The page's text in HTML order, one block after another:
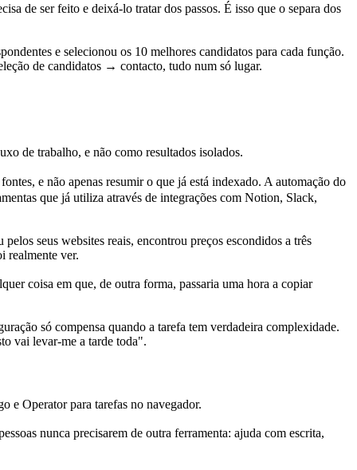
de ser feito e deixá-lo tratar dos passos. É isso que o separa dos
e selecionou os 10 melhores candidatos para cada função.
de candidatos → contacto, tudo num só lugar.
de trabalho, e não como resultados isolados.
e não apenas resumir o que já está indexado. A automação do
que já utiliza através de integrações com Notion, Slack,
seus websites reais, encontrou preços escondidos a três
realmente ver.
coisa em que, de outra forma, passaria uma hora a copiar
só compensa quando a tarefa tem verdadeira complexidade.
vai levar-me a tarde toda".
e Operator para tarefas no navegador.
nunca precisarem de outra ferramenta: ajuda com escrita,